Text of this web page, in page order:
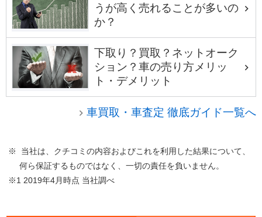
うが高く売れることが多いの
か？
下取り？買取？ネットオーク
ション？車の売り方メリッ
ト・デメリット
車買取・車査定 徹底ガイド一覧へ
※ 当社は、クチコミの内容およびこれを利用した結果について、
何ら保証するものではなく、一切の責任を負いません。
※1 2019年4月時点 当社調べ